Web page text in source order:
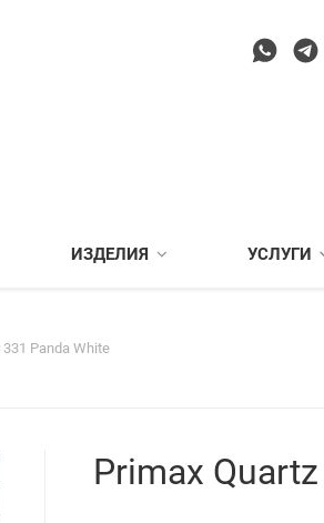
ИЗДЕЛИЯ УСЛУГИ
331 Panda White
Primax